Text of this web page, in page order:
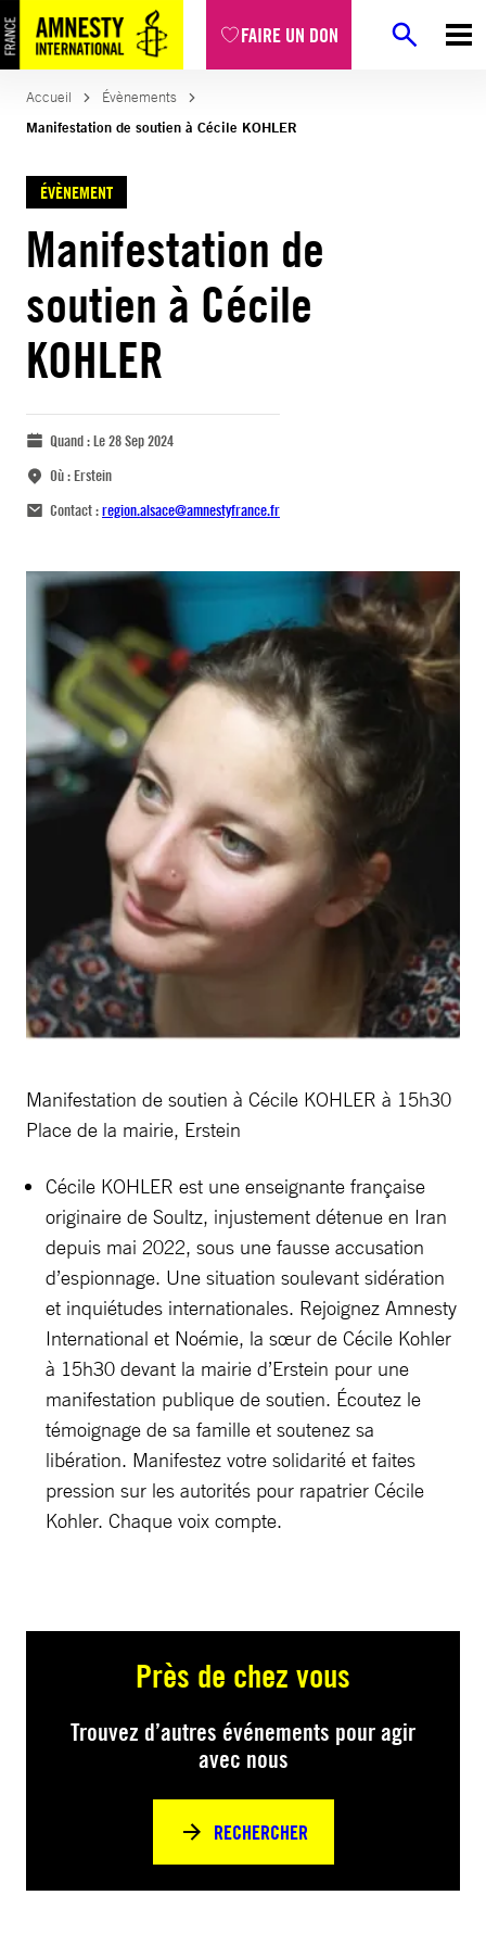
FAIRE UN DON
Accueil
Évènements
Manifestation de soutien à Cécile KOHLER
ÉVÈNEMENT
Manifestation de
soutien à Cécile
KOHLER
Quand :Le 28 Sep 2024
Où :Erstein
Contact :region.alsace@amnestyfrance.fr
Manifestation de soutien à Cécile KOHLER à 15h30
Place de la mairie, Erstein
Cécile KOHLER est une enseignante française
originaire de Soultz, injustement détenue en Iran
depuis mai 2022, sous une fausse accusation
d’espionnage. Une situation soulevant sidération
et inquiétudes internationales. Rejoignez Amnesty
International et Noémie, la sœur de Cécile Kohler
à 15h30 devant la mairie d’Erstein pour une
manifestation publique de soutien. Écoutez le
témoignage de sa famille et soutenez sa
libération. Manifestez votre solidarité et faites
pression sur les autorités pour rapatrier Cécile
Kohler. Chaque voix compte.
Près de chez vous
Trouvez d’autres événements pour agir
avec nous
RECHERCHER